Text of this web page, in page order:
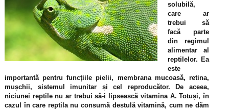
solubilă,
care ar
trebui să
facă parte
din regimul
alimentar al
reptilelor. Ea
este
importantă pentru funcțiile pielii, membrana mucoasă, retina,
mușchii, sistemul imunitar și cel reproducător. De aceea,
niciunei reptile nu ar trebui să-i lipsească vitamina A. Totuși, în
cazul în care reptila nu consumă destulă vitamină, cum ne dăm